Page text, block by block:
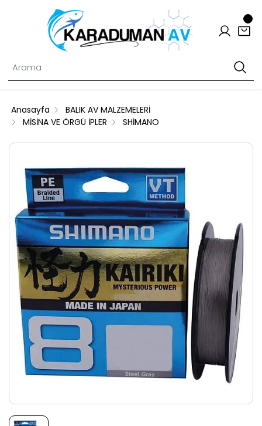
Anasayfa
BALIK AV MALZEMELERİ
MİSİNA VE ÖRGÜ İPLER
SHİMANO